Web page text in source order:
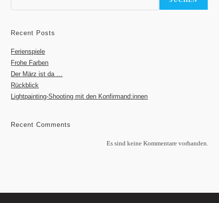
Recent Posts
Ferienspiele
Frohe Farben
Der März ist da …
Rückblick
Lightpainting-Shooting mit den Konfirmand:innen
Recent Comments
Es sind keine Kommentare vorhanden.